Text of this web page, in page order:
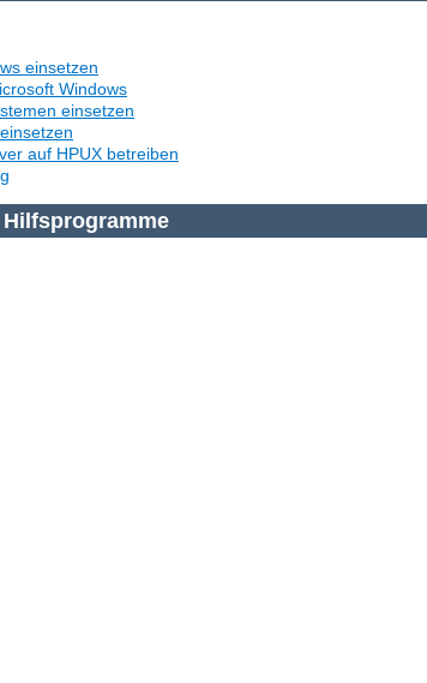
einsetzen
Windows
einsetzen
auf HPUX betreiben